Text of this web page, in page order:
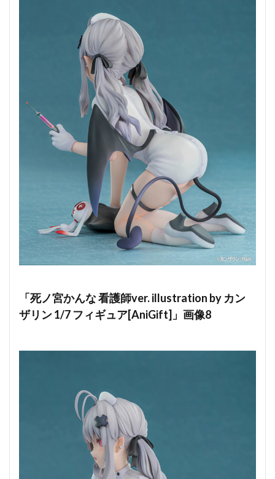
「死ノ宮かんな 看護師ver. illustration by カン
ザリン 1/7 フィギュア[AniGift]」画像8